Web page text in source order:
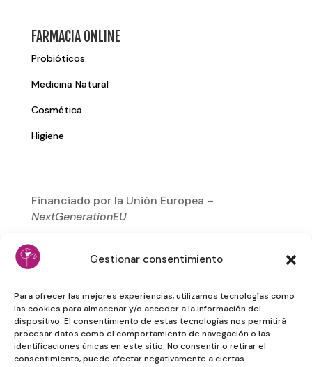
Gestionar consentimiento
Para ofrecer las mejores experiencias, utilizamos tecnologías como
las cookies para almacenar y/o acceder a la información del
dispositivo. El consentimiento de estas tecnologías nos permitirá
procesar datos como el comportamiento de navegación o las
identificaciones únicas en este sitio. No consentir o retirar el
consentimiento, puede afectar negativamente a ciertas
FARMACIA ONLINE
Probióticos
Medicina Natural
Cosmética
Higiene
Financiado por la Unión Europea –
NextGenerationEU